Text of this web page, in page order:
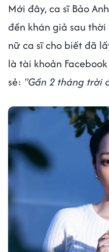
Mới đây, ca sĩ Bảo
đến khán giả sau
nữ ca sĩ cho biết đã
là tài khoản
sẻ: "Gần 2 tháng trời